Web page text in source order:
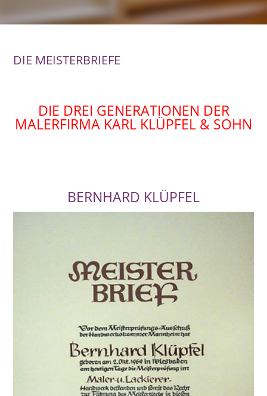
DIE MEISTERBRIEFE
DIE DREI GENERATIONEN DER
MALERFIRMA KARL KLÜPFEL & SOHN
BERNHARD KLÜPFEL